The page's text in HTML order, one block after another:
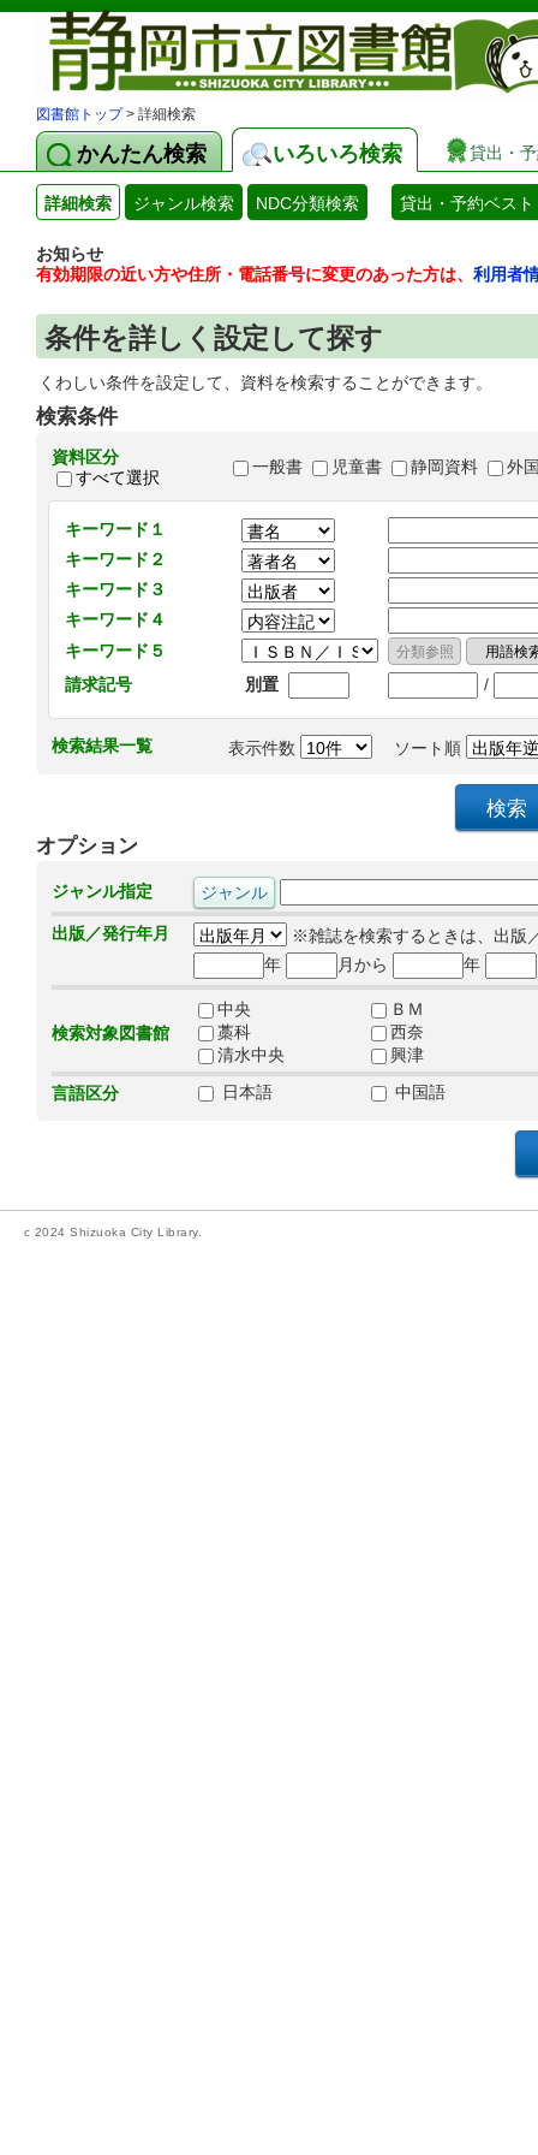
図書館トップ> 詳細検索
かんたん検索 いろいろ検索 貸出・
詳細検索 ジャンル検索 NDC分類検索 貸出・予約ベスト
お知らせ
有効期限の近い方や住所・電話番号に変更のあった方は、 利用者
条件を詳しく設定して探す
くわしい条件を設定して、資料を検索することができます。
検索条件
資料区分
すべて選択
一般書 児童書 静岡資料 外
キーワード１
キーワード２
キーワード３
キーワード４
キーワード５
請求記号
別置 /
検索結果一覧 表示件数 ソート順
オプション
ジャンル指定
出版／発行年月
※雑誌を検索するときは、出版
年
月から 年
検索対象図書館
中央
ＢＭ
藁科
西奈
清水中央
興津
言語区分
日本語 中国語
c 2024 Shizuoka City Library.